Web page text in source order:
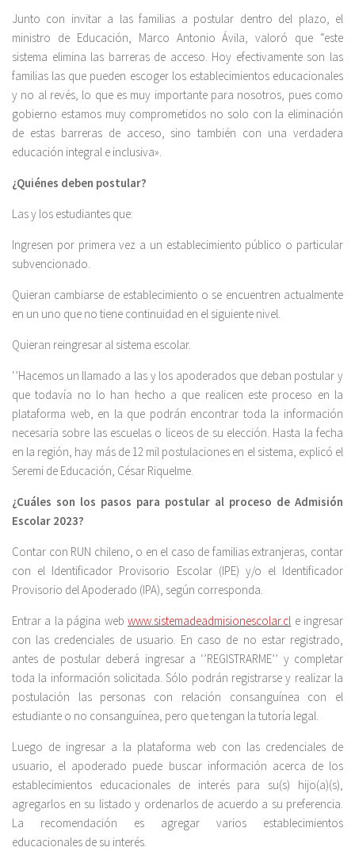
Junto con invitar a las familias a postular dentro del plazo, el
ministro de Educación, Marco Antonio Ávila, valoró que “este
sistema elimina las barreras de acceso. Hoy efectivamente son las
familias las que pueden escoger los establecimientos educacionales
y no al revés, lo que es muy importante para nosotros, pues como
gobierno estamos muy comprometidos no solo con la eliminación
de estas barreras de acceso, sino también con una verdadera
educación integral e inclusiva».
¿Quiénes deben postular?
Las y los estudiantes que:
Ingresen por primera vez a un establecimiento público o particular
subvencionado.
Quieran cambiarse de establecimiento o se encuentren actualmente
en un uno que no tiene continuidad en el siguiente nivel.
Quieran reingresar al sistema escolar.
‘’Hacemos un llamado a las y los apoderados que deban postular y
que todavía no lo han hecho a que realicen este proceso en la
plataforma web, en la que podrán encontrar toda la información
necesaria sobre las escuelas o liceos de su elección. Hasta la fecha
en la región, hay más de 12 mil postulaciones en el sistema, explicó el
Seremi de Educación, César Riquelme.
¿Cuáles son los pasos para postular al proceso de Admisión
Escolar 2023?
Contar con RUN chileno, o en el caso de familias extranjeras, contar
con el Identificador Provisorio Escolar (IPE) y/o el Identificador
Provisorio del Apoderado (IPA), según corresponda.
Entrar a la página webwww.sistemadeadmisionescolar.cl e ingresar
con las credenciales de usuario. En caso de no estar registrado,
antes de postular deberá ingresar a ‘’REGISTRARME’’ y completar
toda la información solicitada. Sólo podrán registrarse y realizar la
postulación las personas con relación consanguínea con el
estudiante o no consanguínea, pero que tengan la tutoría legal.
Luego de ingresar a la plataforma web con las credenciales de
usuario, el apoderado puede buscar información acerca de los
establecimientos educacionales de interés para su(s) hijo(a)(s),
agregarlos en su listado y ordenarlos de acuerdo a su preferencia.
La recomendación es agregar varios establecimientos
educacionales de su interés.